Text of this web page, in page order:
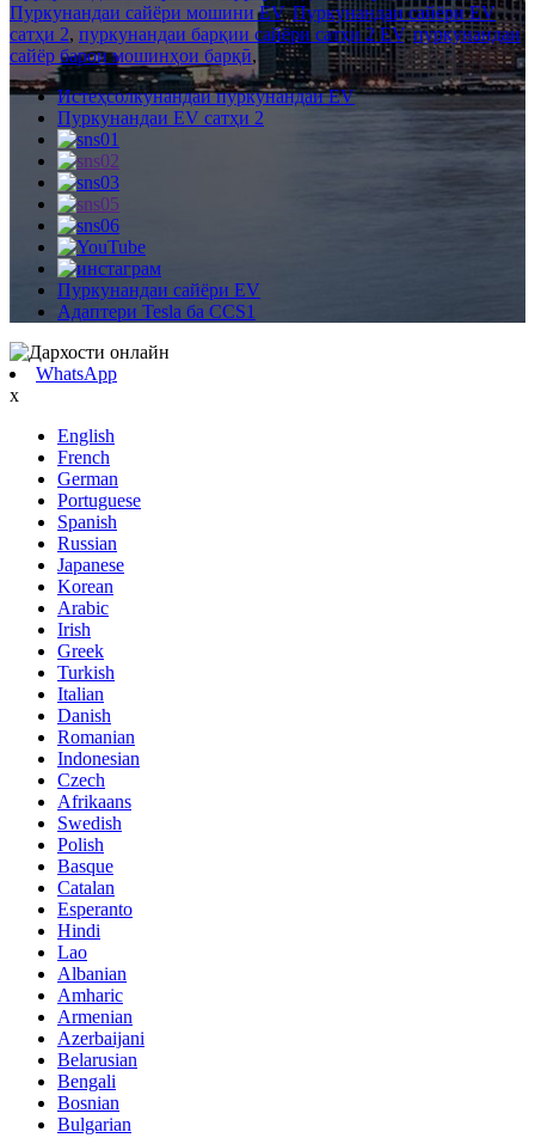
Пуркунандаи сайёри мошини EV,Пуркунандаи сайёри EV
сатҳи 2, пуркунандаи барқии сайёри сатҳи 2 EV,пуркунандаи
сайёр барои мошинҳои барқӣ,
Истеҳсолкунандаи пуркунандаи EV
Пуркунандаи EV сатҳи 2
Пуркунандаи сайёри EV
Адаптери Tesla ба CCS1
WhatsApp
x
English
French
German
Portuguese
Spanish
Russian
Japanese
Korean
Arabic
Irish
Greek
Turkish
Italian
Danish
Romanian
Indonesian
Czech
Afrikaans
Swedish
Polish
Basque
Catalan
Esperanto
Hindi
Lao
Albanian
Amharic
Armenian
Azerbaijani
Belarusian
Bengali
Bosnian
Bulgarian